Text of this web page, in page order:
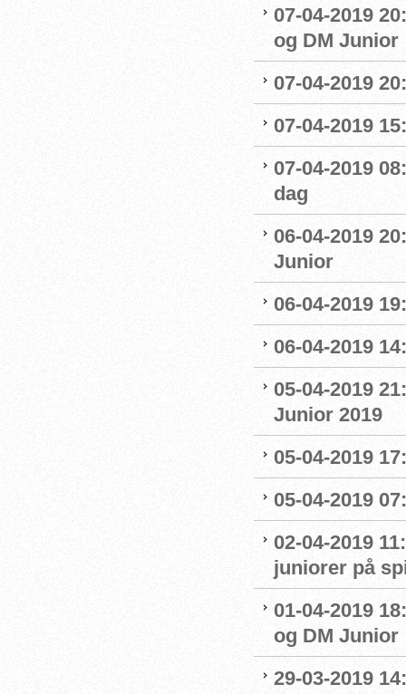
07-04-2019
og DM Junior
07-04-2019
07-04-2019
07-04-2019
dag
06-04-2019
Junior
06-04-2019
06-04-2019
05-04-2019
Junior 2019
05-04-2019
05-04-2019
02-04-2019
juniorer på
01-04-2019
og DM Junior
29-03-2019